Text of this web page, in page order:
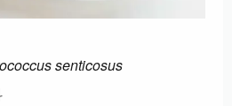
senticosus